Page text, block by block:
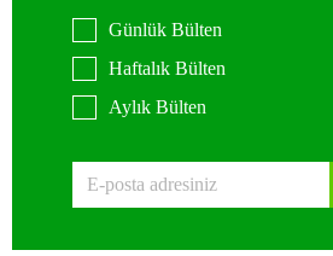
Günlük Bülten
Haftalık Bülten
Aylık Bülten